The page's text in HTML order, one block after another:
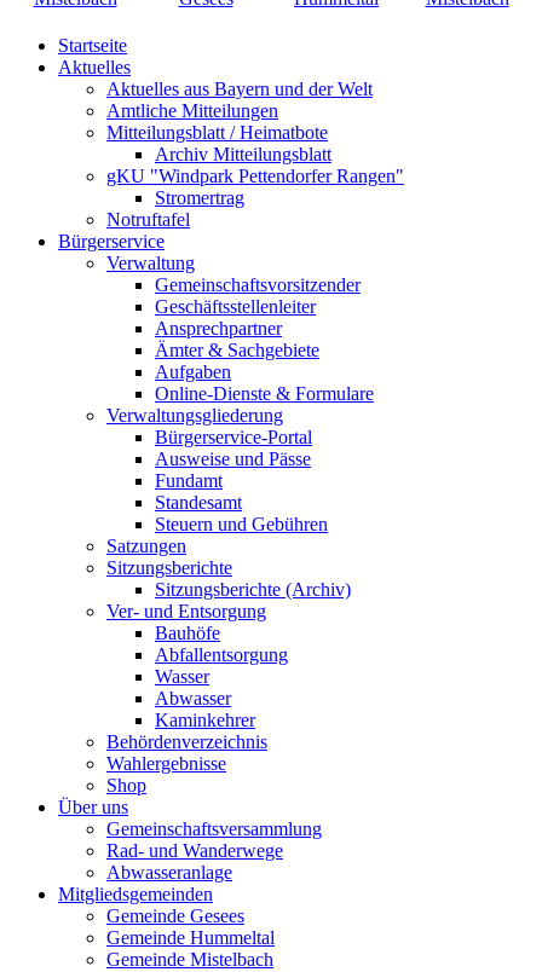
Startseite
Aktuelles
Aktuelles aus Bayern und der Welt
Amtliche Mitteilungen
Mitteilungsblatt / Heimatbote
Archiv Mitteilungsblatt
gKU "Windpark Pettendorfer Rangen"
Stromertrag
Notruftafel
Bürgerservice
Verwaltung
Gemeinschaftsvorsitzender
Geschäftsstellenleiter
Ansprechpartner
Ämter & Sachgebiete
Aufgaben
Online-Dienste & Formulare
Verwaltungsgliederung
Bürgerservice-Portal
Ausweise und Pässe
Fundamt
Standesamt
Steuern und Gebühren
Satzungen
Sitzungsberichte
Sitzungsberichte (Archiv)
Ver- und Entsorgung
Bauhöfe
Abfallentsorgung
Wasser
Abwasser
Kaminkehrer
Behördenverzeichnis
Wahlergebnisse
Shop
Über uns
Gemeinschaftsversammlung
Rad- und Wanderwege
Abwasseranlage
Mitgliedsgemeinden
Gemeinde Gesees
Gemeinde Hummeltal
Gemeinde Mistelbach